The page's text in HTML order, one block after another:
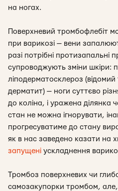
на ногах.
Поверхневий тромбофлебіт
при варикозі — вени
разі потрібні протизапальні
супроводжують зміни шкіри:
ліподерматосклероз
дерматит) — ноги суттєво
до коліна, і уражена
стан не можна ігнорувати,
прогресуватиме до стану
як в нас заведено казати на
запущені ускладнення
Тромбоз поверхневих чи
самозакупорки тромбом, але,